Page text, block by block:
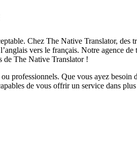
Chez The Native Translator, des
vers le français. Notre agence
de The Native Translator !
professionnels. Que vous ayez besoin
de vous offrir un service dans